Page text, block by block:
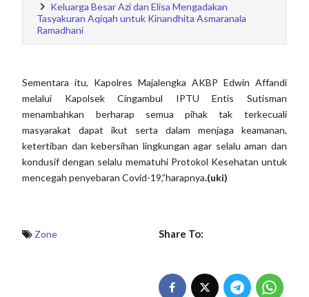
Keluarga Besar Azi dan Elisa Mengadakan
Tasyakuran Aqiqah untuk Kinandhita Asmaranala
Ramadhani
Sementara itu, Kapolres Majalengka AKBP Edwin Affandi
melalui Kapolsek Cingambul IPTU Entis Sutisman
menambahkan berharap semua pihak tak terkecuali
masyarakat dapat ikut serta dalam menjaga keamanan,
ketertiban dan kebersihan lingkungan agar selalu aman dan
kondusif dengan selalu mematuhi Protokol Kesehatan untuk
mencegah penyebaran Covid-19,”harapnya.(uki)
Zone Share To: